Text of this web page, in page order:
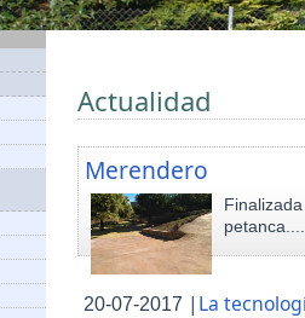
Actualidad
Merendero
20-07-2017 | La